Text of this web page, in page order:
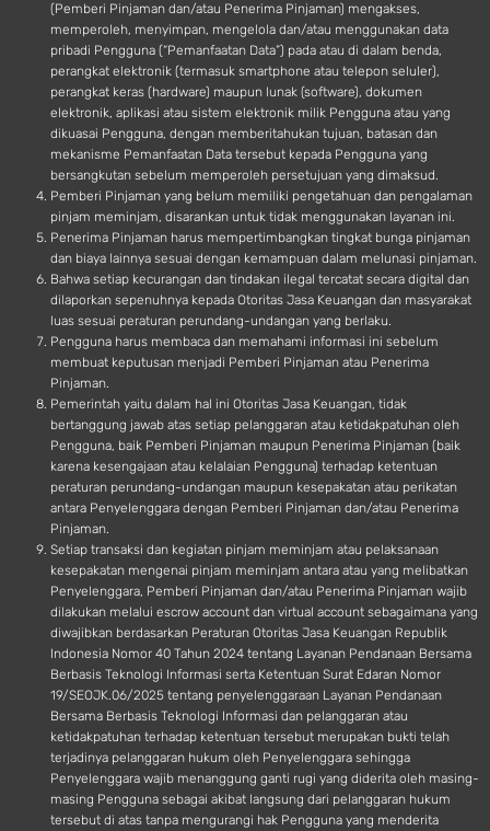
(Pemberi Pinjaman dan/atau Penerima Pinjaman) mengakses,
memperoleh, menyimpan, mengelola dan/atau menggunakan data
pribadi Pengguna (“Pemanfaatan Data”) pada atau di dalam benda,
perangkat elektronik (termasuk smartphone atau telepon seluler),
perangkat keras (hardware) maupun lunak (software), dokumen
elektronik, aplikasi atau sistem elektronik milik Pengguna atau yang
dikuasai Pengguna, dengan memberitahukan tujuan, batasan dan
mekanisme Pemanfaatan Data tersebut kepada Pengguna yang
bersangkutan sebelum memperoleh persetujuan yang dimaksud.
Pemberi Pinjaman yang belum memiliki pengetahuan dan pengalaman
pinjam meminjam, disarankan untuk tidak menggunakan layanan ini.
Penerima Pinjaman harus mempertimbangkan tingkat bunga pinjaman
dan biaya lainnya sesuai dengan kemampuan dalam melunasi pinjaman.
Bahwa setiap kecurangan dan tindakan ilegal tercatat secara digital dan
dilaporkan sepenuhnya kepada Otoritas Jasa Keuangan dan masyarakat
luas sesuai peraturan perundang-undangan yang berlaku.
Pengguna harus membaca dan memahami informasi ini sebelum
membuat keputusan menjadi Pemberi Pinjaman atau Penerima
Pinjaman.
Pemerintah yaitu dalam hal ini Otoritas Jasa Keuangan, tidak
bertanggung jawab atas setiap pelanggaran atau ketidakpatuhan oleh
Pengguna, baik Pemberi Pinjaman maupun Penerima Pinjaman (baik
karena kesengajaan atau kelalaian Pengguna) terhadap ketentuan
peraturan perundang-undangan maupun kesepakatan atau perikatan
antara Penyelenggara dengan Pemberi Pinjaman dan/atau Penerima
Pinjaman.
Setiap transaksi dan kegiatan pinjam meminjam atau pelaksanaan
kesepakatan mengenai pinjam meminjam antara atau yang melibatkan
Penyelenggara, Pemberi Pinjaman dan/atau Penerima Pinjaman wajib
dilakukan melalui escrow account dan virtual account sebagaimana yang
diwajibkan berdasarkan Peraturan Otoritas Jasa Keuangan Republik
Indonesia Nomor 40 Tahun 2024 tentang Layanan Pendanaan Bersama
Berbasis Teknologi Informasi serta Ketentuan Surat Edaran Nomor
19/SEOJK.06/2025 tentang penyelenggaraan Layanan Pendanaan
Bersama Berbasis Teknologi Informasi dan pelanggaran atau
ketidakpatuhan terhadap ketentuan tersebut merupakan bukti telah
terjadinya pelanggaran hukum oleh Penyelenggara sehingga
Penyelenggara wajib menanggung ganti rugi yang diderita oleh masing-
masing Pengguna sebagai akibat langsung dari pelanggaran hukum
tersebut di atas tanpa mengurangi hak Pengguna yang menderita